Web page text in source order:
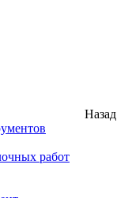
Назад
работ